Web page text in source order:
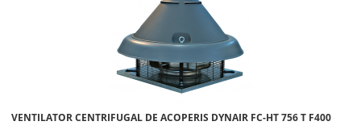
VENTILATOR CENTRIFUGAL DE ACOPERIS DYNAIR FC-HT 756 T F400